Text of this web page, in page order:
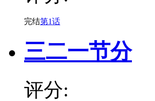
完结第1话
三二一节分
评分: